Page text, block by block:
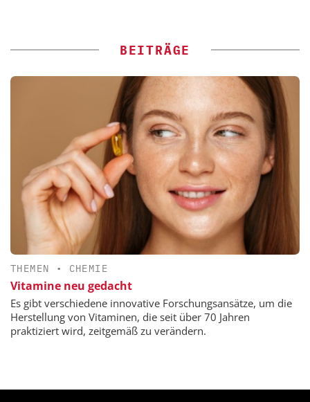
BEITRÄGE
THEMEN • CHEMIE
Vitamine neu gedacht
Es gibt verschiedene innovative Forschungsansätze, um die
Herstellung von Vitaminen, die seit über 70 Jahren
praktiziert wird, zeitgemäß zu verändern.